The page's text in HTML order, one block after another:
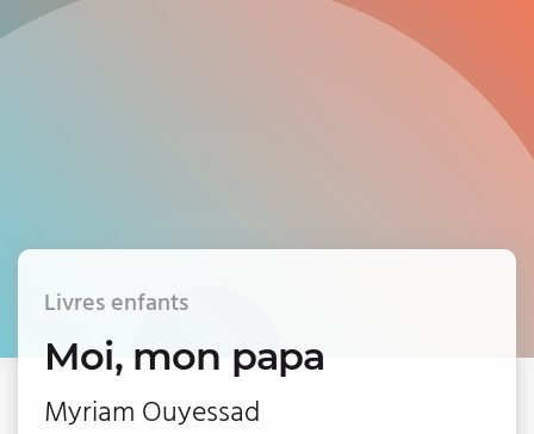
Livres enfants
Moi, mon papa
Myriam Ouyessad